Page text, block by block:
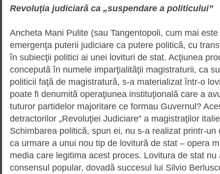
Revoluţia judiciară ca „suspendare a politicului”
Ancheta Mani Pulite (sau Tangen­to­poli, cum mai
emergenţa puterii judiciare ca putere politică, cu
în subiecţii politici ai unei lovituri de stat. Acţiunea
concepută în numele impar­ţialităţii magistraturii, ca
politicii faţă de magis­tra­tură, s-a materializat într-o
poate fi denumită operaţiunea instituţională care a
tuturor parti­delor majoritare ce formau Guvernul?
detractorilor „Revoluţiei Judiciare” a magistraţilor
Schimbarea politică, spun ei, nu s-a realizat printr-
ca urmare a unui nou tip de lovitură de stat – opera
media care legitima acest proces. Lovitura de stat
consensul popular, dovadă succesul lui Silvio